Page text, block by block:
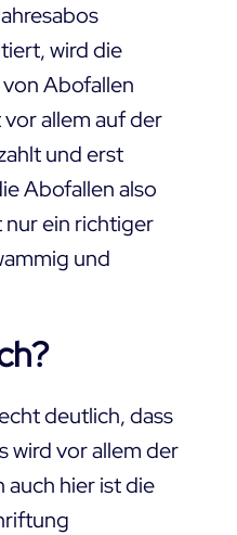
wird die
Abofallen
allem auf der
und erst
Abofallen also
ein richtiger
und
deutlich, dass
wird vor allem der
auch hier ist die